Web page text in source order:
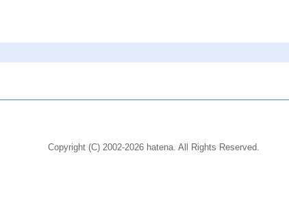
Copyright (C) 2002-2026 hatena. All Rights Reserved.